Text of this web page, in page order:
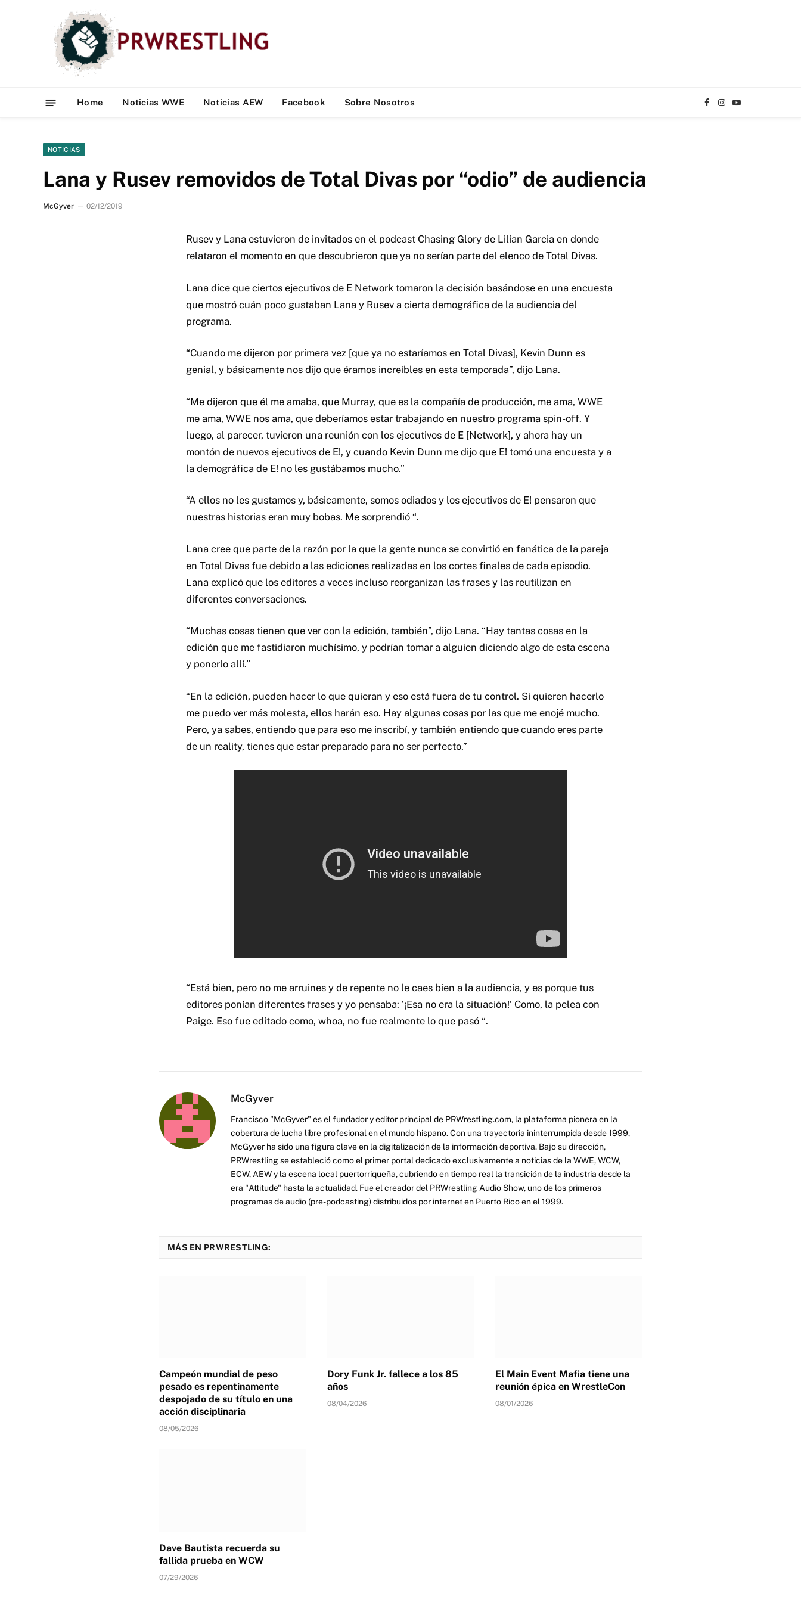
Home Noticias WWE Noticias AEW Facebook Sobre Nosotros
Facebook
Instagram
YouTube
NOTICIAS
Lana y Rusev removidos de Total Divas por “odio” de audiencia
McGyver 02/12/2019
Rusev y Lana estuvieron de invitados en el podcast Chasing Glory de Lilian Garcia en donde
relataron el momento en que descubrieron que ya no serían parte del elenco de Total Divas.
Lana dice que ciertos ejecutivos de E Network tomaron la decisión basándose en una encuesta
que mostró cuán poco gustaban Lana y Rusev a cierta demográfica de la audiencia del
programa.
“Cuando me dijeron por primera vez [que ya no estaríamos en Total Divas], Kevin Dunn es
genial, y básicamente nos dijo que éramos increíbles en esta temporada”, dijo Lana.
“Me dijeron que él me amaba, que Murray, que es la compañía de producción, me ama, WWE
me ama, WWE nos ama, que deberíamos estar trabajando en nuestro programa spin-off. Y
luego, al parecer, tuvieron una reunión con los ejecutivos de E [Network], y ahora hay un
montón de nuevos ejecutivos de E!, y cuando Kevin Dunn me dijo que E! tomó una encuesta y a
la demográfica de E! no les gustábamos mucho.”
“A ellos no les gustamos y, básicamente, somos odiados y los ejecutivos de E! pensaron que
nuestras historias eran muy bobas. Me sorprendió “.
Lana cree que parte de la razón por la que la gente nunca se convirtió en fanática de la pareja
en Total Divas fue debido a las ediciones realizadas en los cortes finales de cada episodio.
Lana explicó que los editores a veces incluso reorganizan las frases y las reutilizan en
diferentes conversaciones.
“Muchas cosas tienen que ver con la edición, también”, dijo Lana. “Hay tantas cosas en la
edición que me fastidiaron muchísimo, y podrían tomar a alguien diciendo algo de esta escena
y ponerlo allí.”
“En la edición, pueden hacer lo que quieran y eso está fuera de tu control. Si quieren hacerlo
me puedo ver más molesta, ellos harán eso. Hay algunas cosas por las que me enojé mucho.
Pero, ya sabes, entiendo que para eso me inscribí, y también entiendo que cuando eres parte
de un reality, tienes que estar preparado para no ser perfecto.”
“Está bien, pero no me arruines y de repente no le caes bien a la audiencia, y es porque tus
editores ponían diferentes frases y yo pensaba: ‘¡Esa no era la situación!’ Como, la pelea con
Paige. Eso fue editado como, whoa, no fue realmente lo que pasó “.
McGyver
Francisco "McGyver" es el fundador y editor principal de PRWrestling.com, la plataforma pionera en la
cobertura de lucha libre profesional en el mundo hispano. Con una trayectoria ininterrumpida desde 1999,
McGyver ha sido una figura clave en la digitalización de la información deportiva. Bajo su dirección,
PRWrestling se estableció como el primer portal dedicado exclusivamente a noticias de la WWE, WCW,
ECW, AEW y la escena local puertorriqueña, cubriendo en tiempo real la transición de la industria desde la
era "Attitude" hasta la actualidad. Fue el creador del PRWrestling Audio Show, uno de los primeros
programas de audio (pre-podcasting) distribuidos por internet en Puerto Rico en el 1999.
MÁS EN PRWRESTLING:
Campeón mundial de peso
pesado es repentinamente
despojado de su título en una
acción disciplinaria
08/05/2026
Dory Funk Jr. fallece a los 85
años
08/04/2026
El Main Event Mafia tiene una
reunión épica en WrestleCon
08/01/2026
Dave Bautista recuerda su
fallida prueba en WCW
07/29/2026